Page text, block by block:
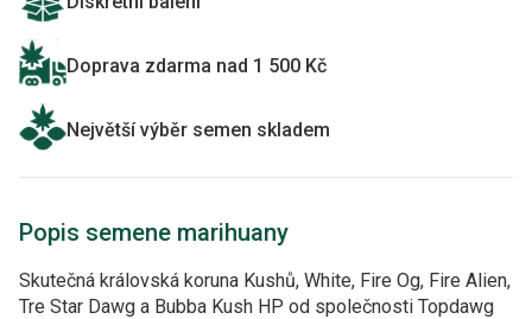
Doprava zdarma nad 1 500 Kč
Největší výběr semen skladem
Popis semene marihuany
Skutečná královská koruna Kushů, White, Fire Og, Fire Alien,
Tre Star Dawg a Bubba Kush HP od společnosti Topdawg